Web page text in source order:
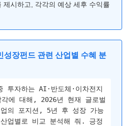
제시하고, 각각의 예상 세후 수익률
장펀드 관련 산업별 수혜 분
투자하는 AI·반도체·이차전지
에 대해, 2026년 현재 글로벌
의 포지션, 5년 후 성장 가능
업별로 비교 분석해 줘. 긍정